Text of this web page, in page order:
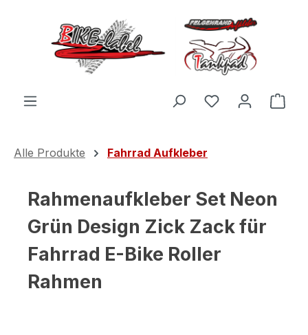
Zum Hauptinhalt springen
Du hast 0
Alle Produkte Fahrrad Aufkleber
Rahmenaufkleber Set Neon
Grün Design Zick Zack für
Fahrrad E-Bike Roller
Rahmen